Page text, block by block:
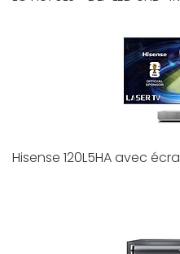
Hisense 120L5HA avec